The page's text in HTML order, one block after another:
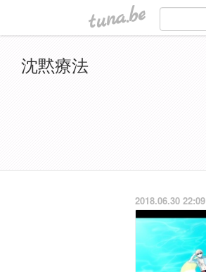
tuna.be
沈黙療法
2018.06.30 22:09